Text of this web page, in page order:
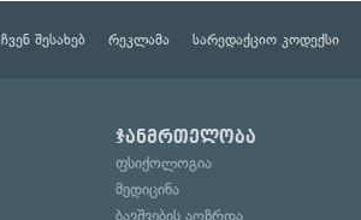
ჩვენ შესახებ რეკლამა სარედაქციო კოდექსი
ჯანმრთელობა
ფსიქოლოგია
მედიცინა
ბავშვების აღზრდა